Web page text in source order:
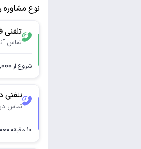
نوع مشاوره
تلفنی
تماس
شروع از
تلفنی
تماس
10 دقیقه